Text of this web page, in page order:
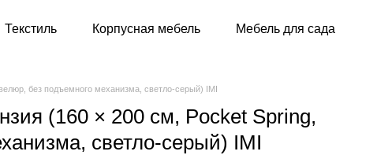
Текстиль Корпусная мебель Мебель для сада
без подъемного механизма, светло-серый) IMI
(160 × 200 см, Pocket Spring,
светло-серый) IMI